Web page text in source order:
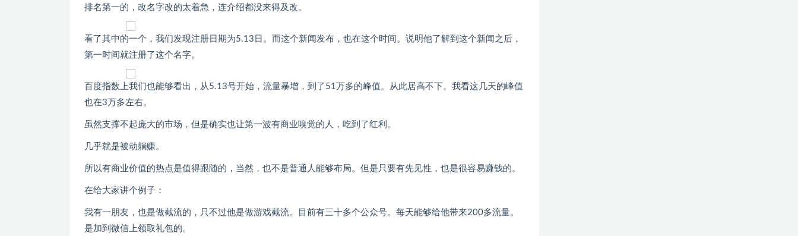
排名第一的，改名字改的太着急，连介绍都没来得及改。
看了其中的一个，我们发现注册日期为5.13日。而这个新闻发布，也在这个时间。说明他了解到这个新闻之后，
第一时间就注册了这个名字。
百度指数上我们也能够看出，从5.13号开始，流量暴增，到了51万多的峰值。从此居高不下。我看这几天的峰值
也在3万多左右。
虽然支撑不起庞大的市场，但是确实也让第一波有商业嗅觉的人，吃到了红利。
几乎就是被动躺赚。
所以有商业价值的热点是值得跟随的，当然，也不是普通人能够布局。但是只要有先见性，也是很容易赚钱的。
在给大家讲个例子：
我有一朋友，也是做截流的，只不过他是做游戏截流。目前有三十多个公众号。每天能够给他带来200多流量。
是加到微信上领取礼包的。